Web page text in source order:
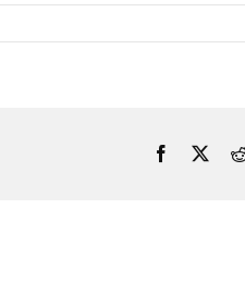
Facebook
X